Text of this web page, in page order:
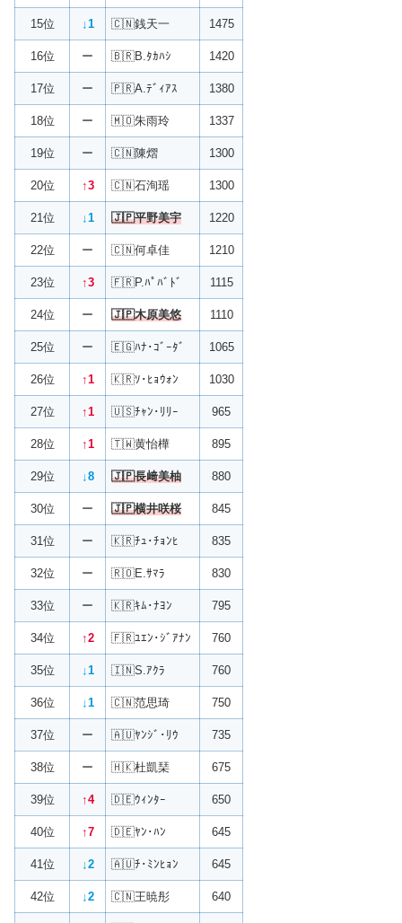
15位 ↓1 🇨🇳銭天一 1475
16位 ー 🇧🇷B.ﾀｶﾊｼ 1420
17位 ー 🇵🇷A.ﾃﾞｨｱｽ 1380
18位 ー 🇲🇴朱雨玲 1337
19位 ー 🇨🇳陳熠 1300
20位 ↑3 🇨🇳石洵瑶 1300
21位 ↓1 🇯🇵平野美宇 1220
22位 ー 🇨🇳何卓佳 1210
23位 ↑3 🇫🇷P.ﾊﾟﾊﾞﾄﾞ 1115
24位 ー 🇯🇵木原美悠 1110
25位 ー 🇪🇬ﾊﾅ･ｺﾞｰﾀﾞ 1065
26位 ↑1 🇰🇷ｿ･ﾋｮｳｫﾝ 1030
27位 ↑1 🇺🇸ﾁｬﾝ･ﾘﾘｰ 965
28位 ↑1 🇹🇼黄怡樺 895
29位 ↓8 🇯🇵長﨑美柚 880
30位 ー 🇯🇵横井咲桜 845
31位 ー 🇰🇷ﾁｭ･ﾁｮﾝﾋ 835
32位 ー 🇷🇴E.ｻﾏﾗ 830
33位 ー 🇰🇷ｷﾑ･ﾅﾖﾝ 795
34位 ↑2 🇫🇷ﾕｴﾝ･ｼﾞｱﾅﾝ 760
35位 ↓1 🇮🇳S.ｱｸﾗ 760
36位 ↓1 🇨🇳范思琦 750
37位 ー 🇦🇺ﾔﾝｼﾞ･ﾘｳ 735
38位 ー 🇭🇰杜凱琹 675
39位 ↑4 🇩🇪ｳｨﾝﾀｰ 650
40位 ↑7 🇩🇪ﾔﾝ･ﾊﾝ 645
41位 ↓2 🇦🇺ﾁ･ﾐﾝﾋｮﾝ 645
42位 ↓2 🇨🇳王暁彤 640